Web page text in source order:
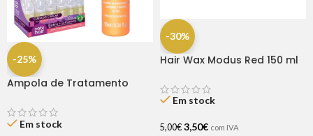
-25%
Ampola de Tratamento
Hair (1 UNIDADE)
Em stock
-30%
Hair Wax Modus Red 150 ml
Em stock
5,00€ 3,50€ com IVA